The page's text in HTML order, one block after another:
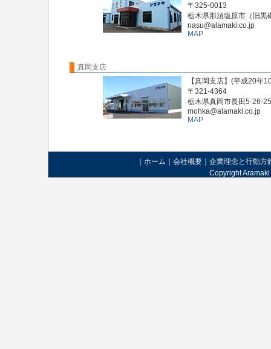
〒325-0013
栃木県那須塩原市（旧黒
nasu@alamaki.co.jp
MAP
真岡支店
【真岡支店】(平成20年
〒321-4364
栃木県真岡市長田5-26-25
mohka@alamaki.co.jp
MAP
ホーム 会社概要
企業理念と行動方
Copyright